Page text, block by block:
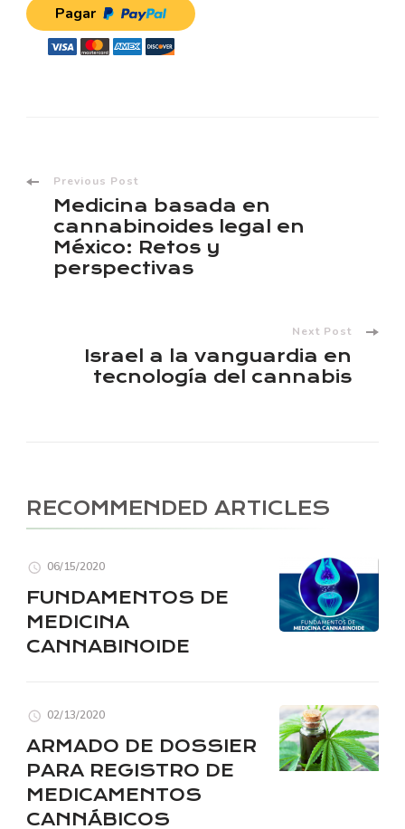
Pagar
Previous Post
Medicina basada en
cannabinoides legal en
México: Retos y
perspectivas
Next Post
Israel a la vanguardia en
tecnología del cannabis
RECOMMENDED ARTICLES
06/15/2020
FUNDAMENTOS DE
MEDICINA
CANNABINOIDE
02/13/2020
ARMADO DE DOSSIER
PARA REGISTRO DE
MEDICAMENTOS
CANNÁBICOS